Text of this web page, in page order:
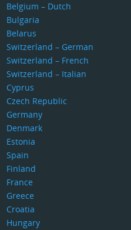
Belgium – Dutch
Bulgaria
Belarus
Switzerland – German
Switzerland – French
Switzerland – Italian
Cyprus
Czech Republic
Germany
Denmark
Estonia
Spain
Finland
France
Greece
Croatia
Hungary